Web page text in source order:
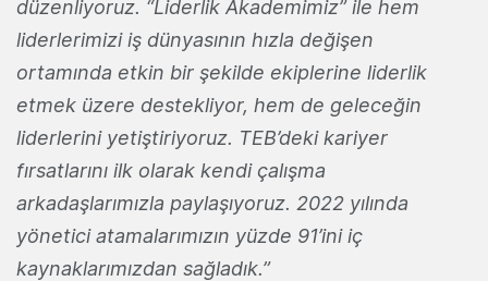
düzenliyoruz. “Liderlik Akademimiz” ile hem
liderlerimizi iş dünyasının hızla değişen
ortamında etkin bir şekilde ekiplerine liderlik
etmek üzere destekliyor, hem de geleceğin
liderlerini yetiştiriyoruz. TEB’deki kariyer
fırsatlarını ilk olarak kendi çalışma
arkadaşlarımızla paylaşıyoruz. 2022 yılında
yönetici atamalarımızın yüzde 91’ini iç
kaynaklarımızdan sağladık.”